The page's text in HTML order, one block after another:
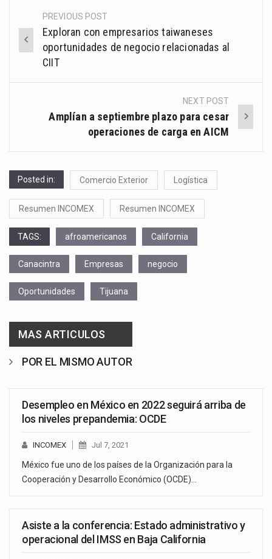
Post
navigation
PREVIOUS POST
Exploran con empresarios taiwaneses
oportunidades de negocio relacionadas al
CIIT
NEXT POST
Amplían a septiembre plazo para cesar
operaciones de carga en AICM
Posted in: Comercio Exterior Logística
Resumen INCOMEX Resumen INCOMEX
TAGS: afroamericanos California
Canacintra Empresas negocio
Oportunidades Tijuana
MAS ARTICULOS
POR EL MISMO AUTOR
Desempleo en México en 2022 seguirá arriba de
los niveles prepandemia: OCDE
INCOMEX Jul 7, 2021
México fue uno de los países de la Organización para la
Cooperación y Desarrollo Económico (OCDE)…
Asiste a la conferencia: Estado administrativo y
operacional del IMSS en Baja California